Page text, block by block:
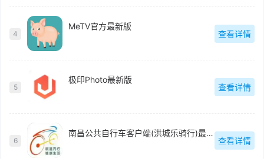
4
MeTV官方最新版
查看详情
5
极印Photo最新版
查看详情
6
南昌公共自行车客户端(洪城乐骑行)最新版
查看详情